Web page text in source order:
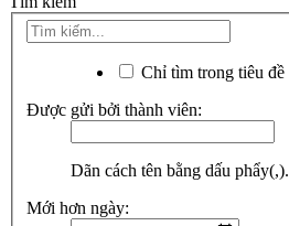
Chỉ tìm trong tiêu đề
Được gửi bởi thành viên:
Dãn cách tên bằng dấu phẩy(,).
Mới hơn ngày: